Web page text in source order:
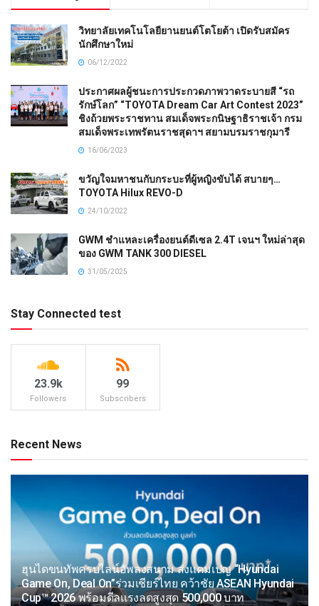
วิทยาลัยเทคโนโลยียานยนต์โตโยต้า เปิดรับสมัคร
นักศึกษาใหม่
06/12/2022
ประกาศผลผู้ชนะการประกวดภาพวาดระบายสี “รถ
รักษ์โลก” “TOYOTA Dream Car Art Contest 2023”
ชิงถ้วยพระราชทาน สมเด็จพระกนิษฐาธิราชเจ้า กรม
สมเด็จพระเทพรัตนราชสุดาฯ สยามบรมราชกุมารี
16/06/2023
ขวัญใจมหาชนกับกระบะที่ผู้หญิงขับได้ สบายๆ…
TOYOTA Hilux REVO-D
24/10/2022
GWM ชำแหละเครื่องยนต์ดีเซล 2.4T เจนฯ ใหม่ล่าสุด
ของ GWM TANK 300 DIESEL
31/05/2025
Stay Connected test
23.9k
Followers
99
Subscribers
Recent News
ฮุนไดขนทัพครบไลน์อัพลงสนาม ส่งแคมเปญ “Hyundai
Game On, Deal On”ร่วมเชียร์ไทย คว้าชัย ASEAN Hyundai
Cup™ 2026 พร้อมดีลแรงลดสูงสุด 500,000 บาท